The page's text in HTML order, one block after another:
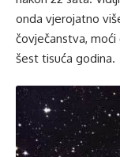
onda vjerojatno
čovječanstva,
šest tisuća godina.